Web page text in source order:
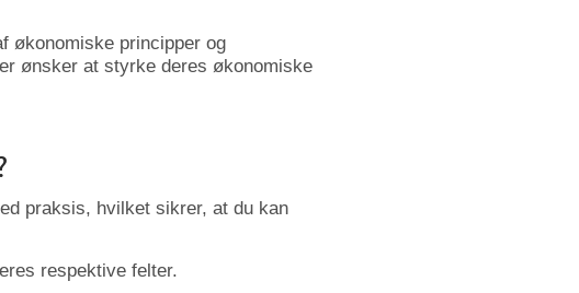
økonomiske principper og
ønsker at styrke deres økonomiske
praksis, hvilket sikrer, at du kan
respektive felter.